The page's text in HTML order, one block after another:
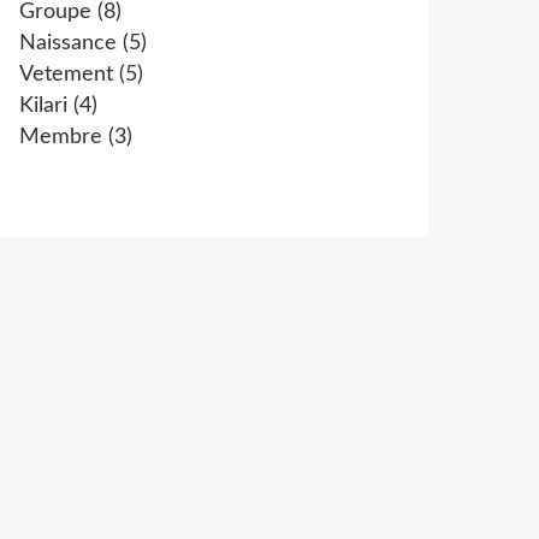
Groupe (8)
Naissance (5)
Vetement (5)
Kilari (4)
Membre (3)